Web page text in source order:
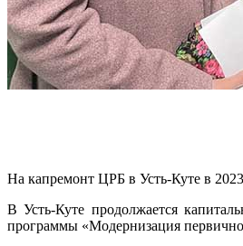
На капремонт ЦРБ в Усть-Куте в
В Усть-Куте продолжается
программы «Модернизация